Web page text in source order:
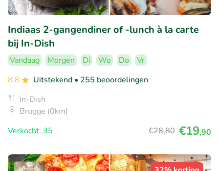
Indiaas 2-gangendiner of -lunch à la carte
bij In-Dish
Vandaag Morgen Di Wo Do
Vr
8.8
Uitstekend • 255 beoordelingen
In-Dish
Brugge (0km)
Verkocht: 35
€28,80 €19,90